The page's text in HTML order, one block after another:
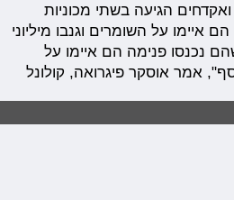
הגיעה בשתי מכוניות
איימו על השומרים וגנבו מיליוני
נכנסו פנימה הם איימו על
אמר אוסקר פיגרואה, קולונל